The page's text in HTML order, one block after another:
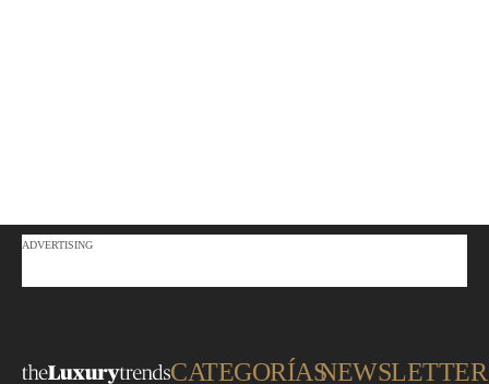
ADVERTISING
CATEGORÍASNEWSLETTER